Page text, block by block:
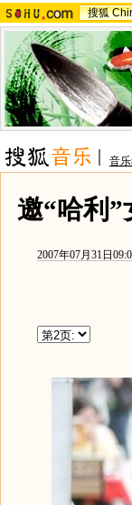
搜狐
音
邀“哈利
2007年07月31日